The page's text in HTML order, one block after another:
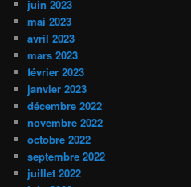
juin 2023
mai 2023
avril 2023
mars 2023
février 2023
janvier 2023
décembre 2022
novembre 2022
octobre 2022
septembre 2022
juillet 2022